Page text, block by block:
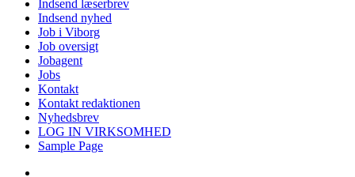
Indsend læserbrev
Indsend nyhed
Job i Viborg
Job oversigt
Jobagent
Jobs
Kontakt
Kontakt redaktionen
Nyhedsbrev
LOG IN VIRKSOMHED
Sample Page